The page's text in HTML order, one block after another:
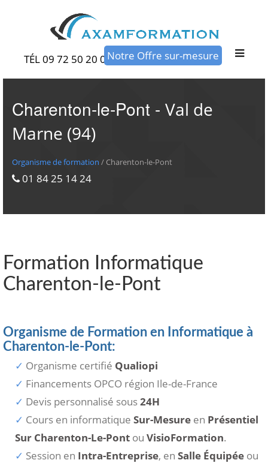
Notre Offre sur-mesure
TÉL 09 72 50 20 00
Charenton-le-Pont - Val de
Marne (94)
Organisme de formation / Charenton-le-Pont
01 84 25 14 24
Formation Informatique
Charenton-le-Pont
Organisme de Formation en Informatique à
Charenton-le-Pont:
Organisme certifié Qualiopi
Financements OPCO région Ile-de-France
Devis personnalisé sous24H
Cours en informatique Sur-Mesure en Présentiel
Sur Charenton-Le-Pont ou VisioFormation.
Session en Intra-Entreprise, en Salle Équipée ou